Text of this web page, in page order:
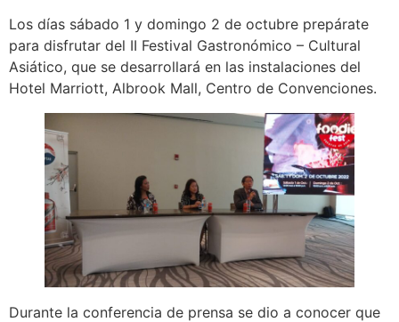
Los días sábado 1 y domingo 2 de octubre prepárate
para disfrutar del II Festival Gastronómico – Cultural
Asiático, que se desarrollará en las instalaciones del
Hotel Marriott, Albrook Mall, Centro de Convenciones.
Durante la conferencia de prensa se dio a conocer que